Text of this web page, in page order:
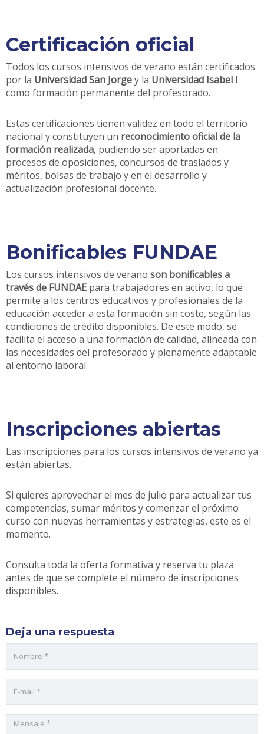
Certificación oficial
Todos los cursos intensivos de verano están certificados
por la Universidad San Jorgey la Universidad Isabel I
como formación permanente del profesorado.
Estas certificaciones tienen validez en todo el territorio
nacional y constituyen un reconocimiento oficial de la
formación realizada, pudiendo ser aportadas en
procesos de oposiciones, concursos de traslados y
méritos, bolsas de trabajo y en el desarrollo y
actualización profesional docente.
Bonificables FUNDAE
Los cursos intensivos de verano son bonificables a
través de FUNDAE para trabajadores en activo, lo que
permite a los centros educativos y profesionales de la
educación acceder a esta formación sin coste, según las
condiciones de crédito disponibles. De este modo, se
facilita el acceso a una formación de calidad, alineada con
las necesidades del profesorado y plenamente adaptable
al entorno laboral.
Inscripciones abiertas
Las inscripciones para los cursos intensivos de verano ya
están abiertas.
Si quieres aprovechar el mes de julio para actualizar tus
competencias, sumar méritos y comenzar el próximo
curso con nuevas herramientas y estrategias, este es el
momento.
Consulta toda la oferta formativa y reserva tu plaza
antes de que se complete el número de inscripciones
disponibles.
Deja una respuesta